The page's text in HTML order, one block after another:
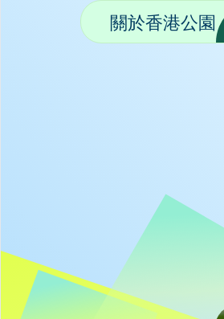
關於香港公園